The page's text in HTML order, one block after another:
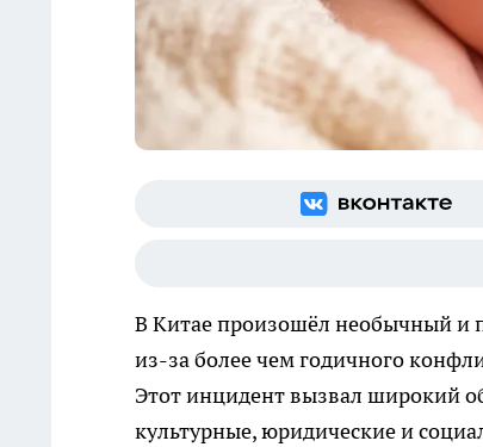
В Китае произошёл необычный и
из-за более чем годичного
Этот инцидент вызвал широкий
культурные, юридические и